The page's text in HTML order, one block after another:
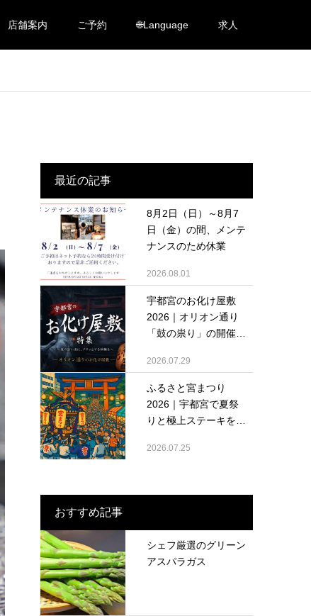
店舗案内 ご予約 🌐Language 求人
最近の記事
8月2日（日）～8月7
日（金）の間、メンテ
ナンスのため休業
2026.08.01
宇都宮のお化け屋敷
2026｜オリオン通り
「鼓の祟り」の開催
2026.07.29
ふるさと宮まつり
2026｜宇都宮で夏祭
りと極上ステーキを堪
2026.07.25
おすすめ記事
シェフ厳選のグリーン
アスパラガス